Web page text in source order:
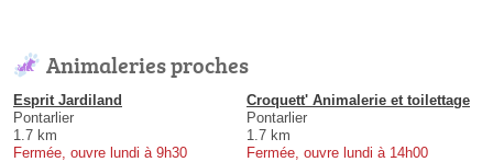
Animaleries proches
Esprit Jardiland
Pontarlier
1.7 km
Fermée, ouvre lundi à 9h30
Croquett' Animalerie et toilettage
Pontarlier
1.7 km
Fermée, ouvre lundi à 14h00